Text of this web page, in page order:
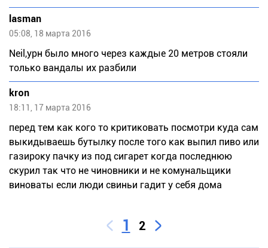
lasman
05:08, 18 марта 2016
Neil,урн было много через каждые 20 метров стояли
только вандалы их разбили
kron
18:11, 17 марта 2016
перед тем как кого то критиковать посмотри куда сам
выкидываешь бутылку после того как выпил пиво или
газироку пачку из под сигарет когда последнюю
скурил так что не чиновники и не комунальщики
виноваты если люди свиньи гадит у себя дома
1 2